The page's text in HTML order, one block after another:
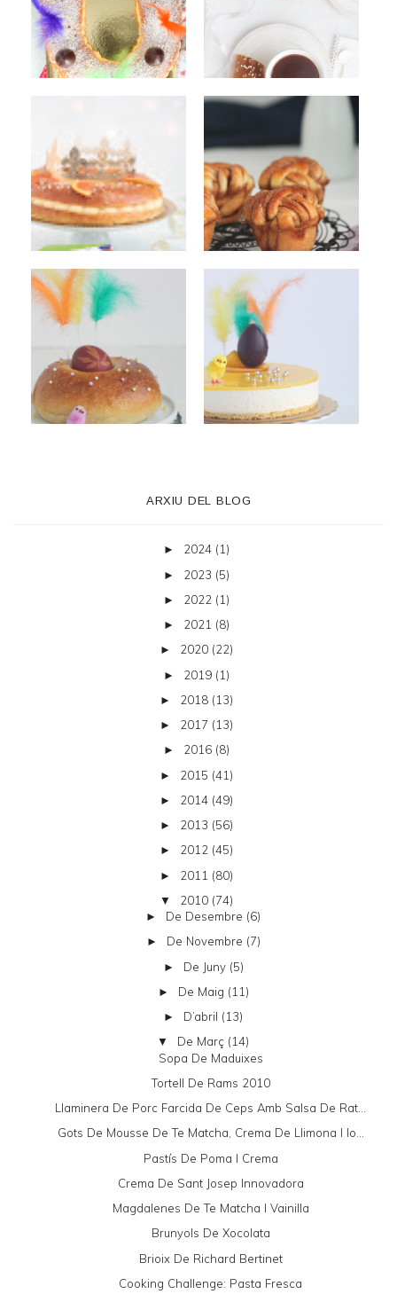
ARXIU DEL BLOG
► 2024 (1)
► 2023 (5)
► 2022 (1)
► 2021 (8)
► 2020 (22)
► 2019 (1)
► 2018 (13)
► 2017 (13)
► 2016 (8)
► 2015 (41)
► 2014 (49)
► 2013 (56)
► 2012 (45)
► 2011 (80)
▼ 2010 (74)
► De Desembre (6)
► De Novembre (7)
► De Juny (5)
► De Maig (11)
► D’abril (13)
▼ De Març (14)
Sopa De Maduixes
Tortell De Rams 2010
Llaminera De Porc Farcida De Ceps Amb Salsa De Rat...
Gots De Mousse De Te Matcha, Crema De Llimona I Io...
Pastís De Poma I Crema
Crema De Sant Josep Innovadora
Magdalenes De Te Matcha I Vainilla
Brunyols De Xocolata
Brioix De Richard Bertinet
Cooking Challenge: Pasta Fresca